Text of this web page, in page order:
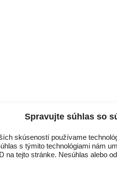
Spravujte súhlas so
skúseností používame
s týmito technológiami nám
na tejto stránke. Nesúhlas alebo